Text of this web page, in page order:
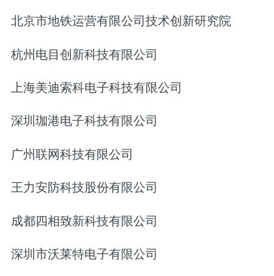
北京市地铁运营有限公司技术创新研究院
杭州电目创新科技有限公司
上海美迪索科电子科技有限公司
深圳珈港电子科技有限公司
广州联网科技有限公司
王力安防科技股份有限公司
成都四相致新科技有限公司
深圳市沃莱特电子有限公司